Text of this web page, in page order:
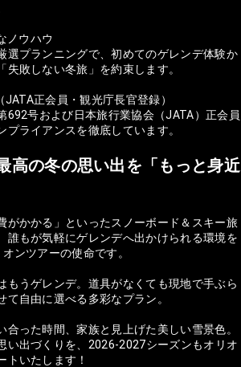
ノウハウ
選プランニングで、初めてのゲレンデ体験か
失敗しない冬旅」を約束します。
正会員・観光庁長官登録）
692号および日本旅行業協会（JATA）正会員
プライアンスを徹底しています。
高の冬の思い出を「もっと身近
がかかる」といったスノーボード＆スキー旅
誰もが気軽にゲレンデへ出かけられる環境を
ンツアーの使命です。
もうゲレンデ。道具がなくても現地で手ぶら
て自由に選べる多彩なプラン。
合った時間、家族と見上げた美しい雪景色。
い出づくりを、2026-2027シーズンもオリオ
トいたします！